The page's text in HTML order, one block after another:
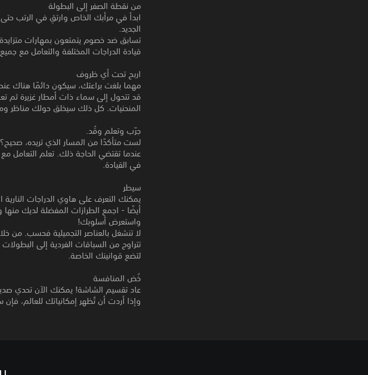
من نقطة الصفر إلى البطولة
ابدأ في مرأبك الخاص وارتقِ في الرتب
الجديد.
تسابق ضد خصوم يتمتعون بمهارات
قيادة الدراجات المختلفة والتعامل مع
اربح تحت أي ظروف
مهما بلغت براعتك، سيكون دائمًا هناك
قد تتحول إلى سماء ذات أمطار غزيرة ثم
المنحنيات. كل ذلك سيخلق حولك مناظر
جرّب وتعلم وقُد.
لست متأكدًا من المسار الذي تريده،
عندما تقتضي الحاجة ذلك. تعلم التعامل
في القيادة.
سيطر
يمكنك التعرف على هاوي الدراجات
أيضًا - اجمع الطرازات المفضلة لديك
واستعرض أسلوبك!
لا تنشغل بالعناصر التجميلية فحسب. من
تتراوح من السباقات الفردية إلى
لتضع قوانينك الخاصة.
خُض المنافسة
عاد تقسيم الشاشة! يمكنك الآن تحدي
وإذا أردت أن تُظهر إمكانياتك للعالم،